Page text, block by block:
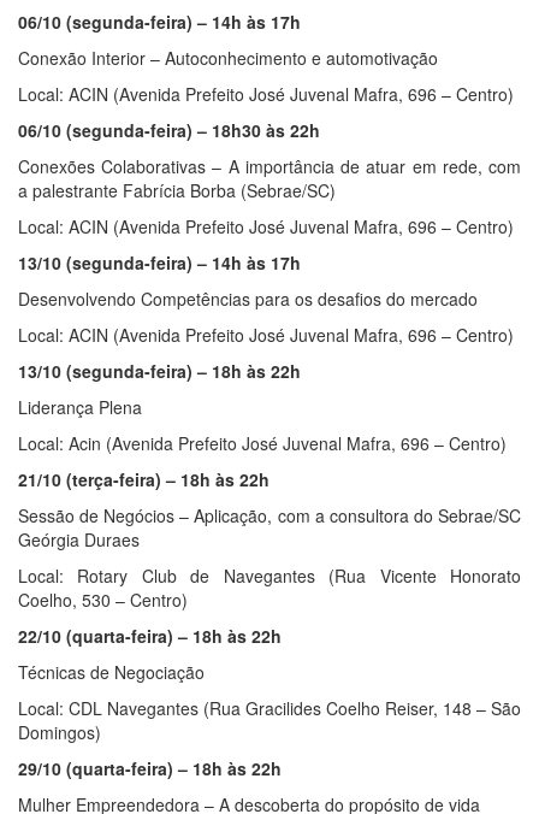
06/10 (segunda-feira) – 14h às 17h
Conexão Interior – Autoconhecimento e automotivação
Local: ACIN (Avenida Prefeito José Juvenal Mafra, 696 – Centro)
06/10 (segunda-feira) – 18h30 às 22h
Conexões Colaborativas – A importância de atuar em rede, com
a palestrante Fabrícia Borba (Sebrae/SC)
Local: ACIN (Avenida Prefeito José Juvenal Mafra, 696 – Centro)
13/10 (segunda-feira) – 14h às 17h
Desenvolvendo Competências para os desafios do mercado
Local: ACIN (Avenida Prefeito José Juvenal Mafra, 696 – Centro)
13/10 (segunda-feira) – 18h às 22h
Liderança Plena
Local: Acin (Avenida Prefeito José Juvenal Mafra, 696 – Centro)
21/10 (terça-feira) – 18h às 22h
Sessão de Negócios – Aplicação, com a consultora do Sebrae/SC
Geórgia Duraes
Local: Rotary Club de Navegantes (Rua Vicente Honorato
Coelho, 530 – Centro)
22/10 (quarta-feira) – 18h às 22h
Técnicas de Negociação
Local: CDL Navegantes (Rua Gracilides Coelho Reiser, 148 – São
Domingos)
29/10 (quarta-feira) – 18h às 22h
Mulher Empreendedora – A descoberta do propósito de vida